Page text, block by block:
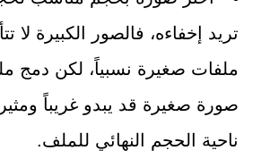
تريد إخفاءه، فالصور الكبيرة لا
ملفات صغيرة نسبياً، لكن
صورة صغيرة قد يبدو غريباً
ناحية الحجم النهائي للملف.